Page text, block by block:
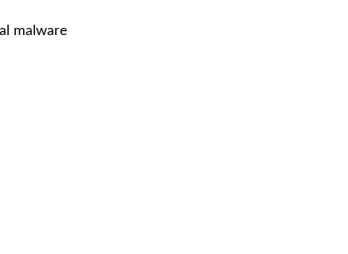
malware